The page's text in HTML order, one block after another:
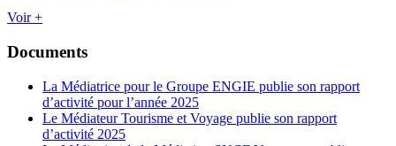
Voir +
Documents
La Médiatrice pour le Groupe ENGIE publie son rapport
d’activité pour l’année 2025
Le Médiateur Tourisme et Voyage publie son rapport
d’activité 2025